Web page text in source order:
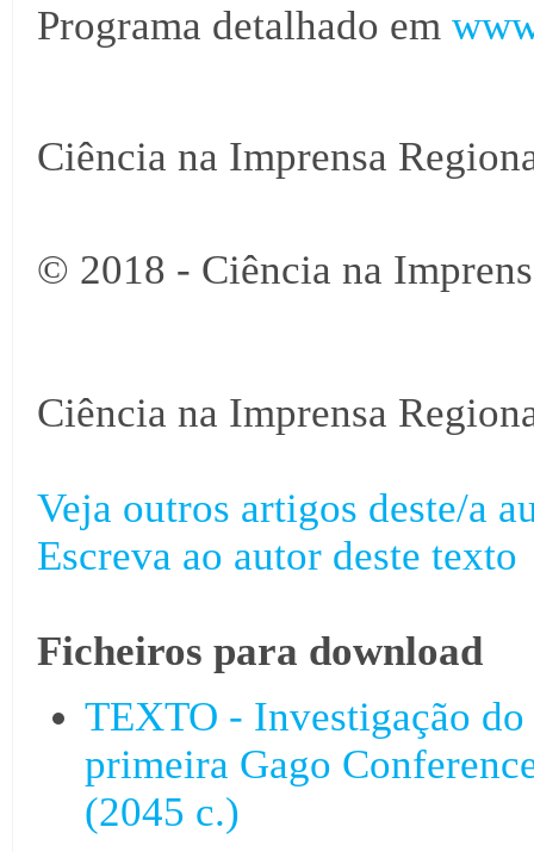
Programa detalhado em
Ciência na Imprensa
© 2018 - Ciência na
Ciência na Imprensa
Veja outros artigos deste/a
Escreva ao autor deste texto
Ficheiros para download
TEXTO - Investigação do
primeira Gago
(2045 c.)